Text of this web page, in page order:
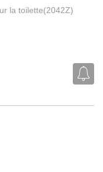
la toilette(2042Z)